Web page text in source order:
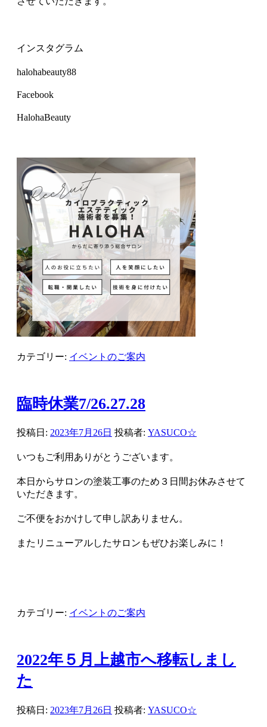
インスタグラム
halohabeauty88
Facebook
HalohaBeauty
カテゴリー: イベントのご案内
臨時休業7/26.27.28
投稿日: 2023年7月26日 投稿者: YASUCO☆
いつもご利用ありがとうございます。
本日からサロンの塗装工事のため３日間お休みさせて
いただきます。
ご不便をおかけして申し訳ありません。
またリニューアルしたサロンもぜひお楽しみに！
カテゴリー: イベントのご案内
2022年５月上越市へ移転しまし
た
投稿日: 2023年7月26日 投稿者: YASUCO☆